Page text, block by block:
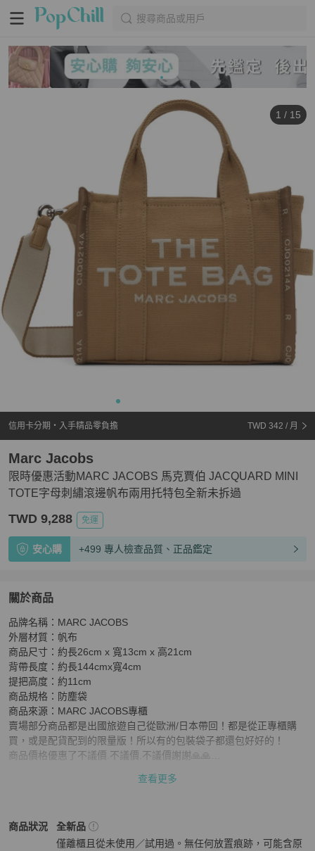
搜尋商品或用戶
1 / 15
信用卡分期・入手精品零負擔 TWD 342 / 月
限時優惠活動MARC JACOBS 馬克賈伯 JACQUARD MINI
TOTE字母刺繡滾邊帆布兩用托特包全新未拆過
Marc Jacobs
TWD 9,288 免運
安心購 +499 專人檢查品質、正品鑑定
關於商品
關於限時優惠活動MARC JACOBS 馬克賈伯 JACQUARD
品牌名稱：MARC JACOBS
外層材質：帆布
商品尺寸：約長26cm x 寬13cm x 高21cm
背帶長度：約長144cmx寬4cm
提把高度：約11cm
商品規格：防塵袋
商品來源：MARC JACOBS專櫃
賣場部分商品都是出國旅遊自己從歐洲/日本帶回！都是從正專櫃購
買，或是配貨配到的限量版！所以有的包裝袋子都還包好好的！
商品價格優惠了不議價.不議價.不議價謝謝🙏🙏
可使用平台的「安心購」，由平台第三方幫助您驗貨，您購的安心，
⚠️售出不做退換謝謝您，還請知悉。
查看更多
商品狀況
Marc Jacobs女包商品狀態與細節
全新品
僅離櫃且從未使用／試用過。無任何放置痕跡，可能含原